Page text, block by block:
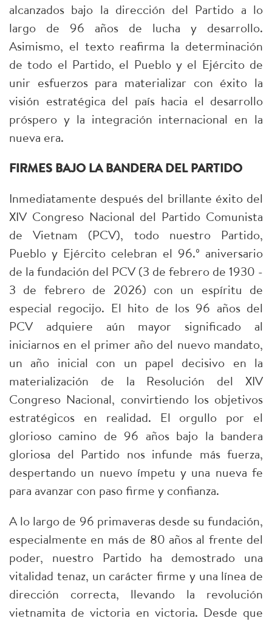
alcanzados bajo la dirección del Partido a lo
largo de 96 años de lucha y desarrollo.
Asimismo, el texto reafirma la determinación
de todo el Partido, el Pueblo y el Ejército de
unir esfuerzos para materializar con éxito la
visión estratégica del país hacia el desarrollo
próspero y la integración internacional en la
nueva era.
FIRMES BAJO LA BANDERA DEL PARTIDO
Inmediatamente después del brillante éxito del
XIV Congreso Nacional del Partido Comunista
de Vietnam (PCV), todo nuestro Partido,
Pueblo y Ejército celebran el 96.º aniversario
de la fundación del PCV (3 de febrero de 1930 -
3 de febrero de 2026) con un espíritu de
especial regocijo. El hito de los 96 años del
PCV adquiere aún mayor significado al
iniciarnos en el primer año del nuevo mandato,
un año inicial con un papel decisivo en la
materialización de la Resolución del XIV
Congreso Nacional, convirtiendo los objetivos
estratégicos en realidad. El orgullo por el
glorioso camino de 96 años bajo la bandera
gloriosa del Partido nos infunde más fuerza,
despertando un nuevo ímpetu y una nueva fe
para avanzar con paso firme y confianza.
A lo largo de 96 primaveras desde su fundación,
especialmente en más de 80 años al frente del
poder, nuestro Partido ha demostrado una
vitalidad tenaz, un carácter firme y una línea de
dirección correcta, llevando la revolución
vietnamita de victoria en victoria. Desde que